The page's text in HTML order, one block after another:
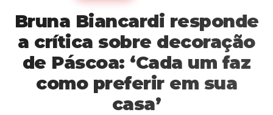
Bruna Biancardi responde
a crítica sobre decoração
de Páscoa: ‘Cada um faz
como preferir em sua
casa’